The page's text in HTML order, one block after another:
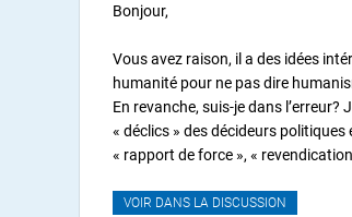
Bonjour,
Vous avez raison, il a des idées
humanité pour ne pas dire
En revanche, suis-je dans
« déclics » des décideurs
« rapport de force », «
VOIR DANS LA DISCUSSION